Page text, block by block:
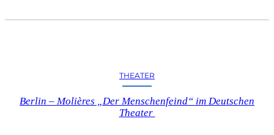
U
U
THEATER
Berlin – Molières „Der Menschenfeind“ im Deutschen
Theater